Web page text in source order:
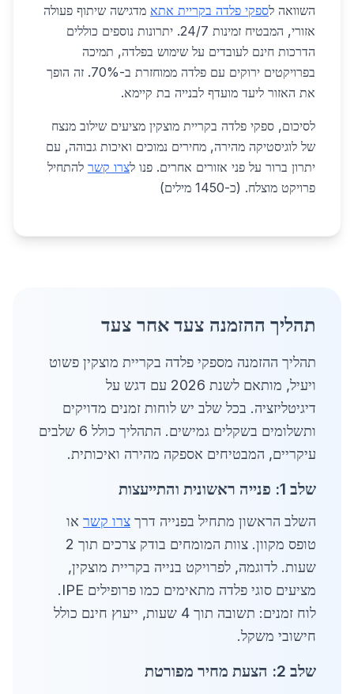
השוואה לספקי פלדה בקריית אתא מדגישה שיתוף פעולה
אזורי, המבטיח זמינות 24/7. יתרונות נוספים כוללים
הדרכות חינם לעובדים על שימוש בפלדה, תמיכה
בפרויקטים ירוקים עם פלדה ממוחזרת ב-70%. זה הופך
את האזור ליעד מועדף לבנייה בת קיימא.
לסיכום, ספקי פלדה בקריית מוצקין מציעים שילוב מנצח
של לוגיסטיקה מהירה, מחירים נמוכים ואיכות גבוהה, עם
יתרון ברור על פני אזורים אחרים. פנו לצרו קשר להתחיל
פרויקט מוצלח. (כ-1450 מילים)
תהליך ההזמנה צעד אחר צעד
תהליך ההזמנה מספקי פלדה בקריית מוצקין פשוט
ויעיל, מותאם לשנת 2026 עם דגש על
דיגיטליזציה. בכל שלב יש לוחות זמנים מדויקים
ותשלומים בשקלים גמישים. התהליך כולל 6 שלבים
עיקריים, המבטיחים אספקה מהירה ואיכותית.
שלב 1: פנייה ראשונית והתייעצות
השלב הראשון מתחיל בפנייה דרך צרו קשר או
טופס מקוון. צוות המומחים בודק צרכים תוך 2
שעות. לדוגמה, לפרויקט בנייה בקריית מוצקין,
מציעים סוגי פלדה מתאימים כמו פרופילים IPE.
לוח זמנים: תשובה תוך 4 שעות, ייעוץ חינם כולל
חישובי משקל.
שלב 2: הצעת מחיר מפורטת